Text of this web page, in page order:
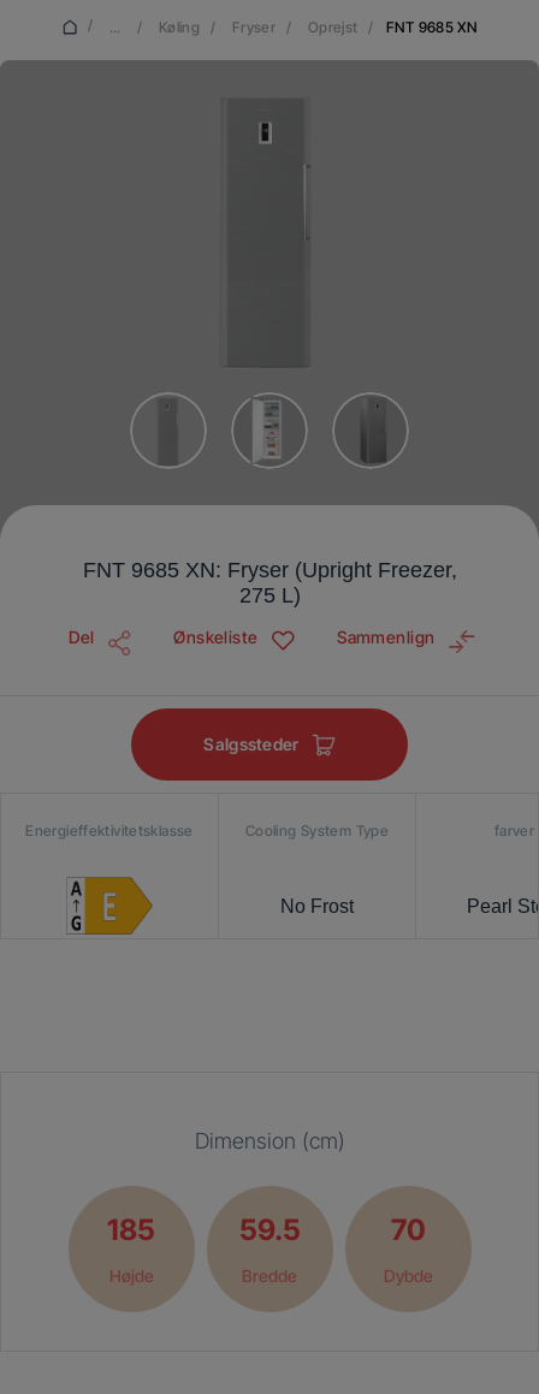
/ ... / Køling / Fryser / Oprejst / FNT 9685 XN
FNT 9685 XN: Fryser (Upright Freezer,
275 L)
Del Ønskeliste Sammenlign
Salgssteder
Energieffektivitetsklasse Cooling System Type
No Frost
farver
Pearl
Dimension (cm)
185
Højde
59.5
Bredde
70
Dybde